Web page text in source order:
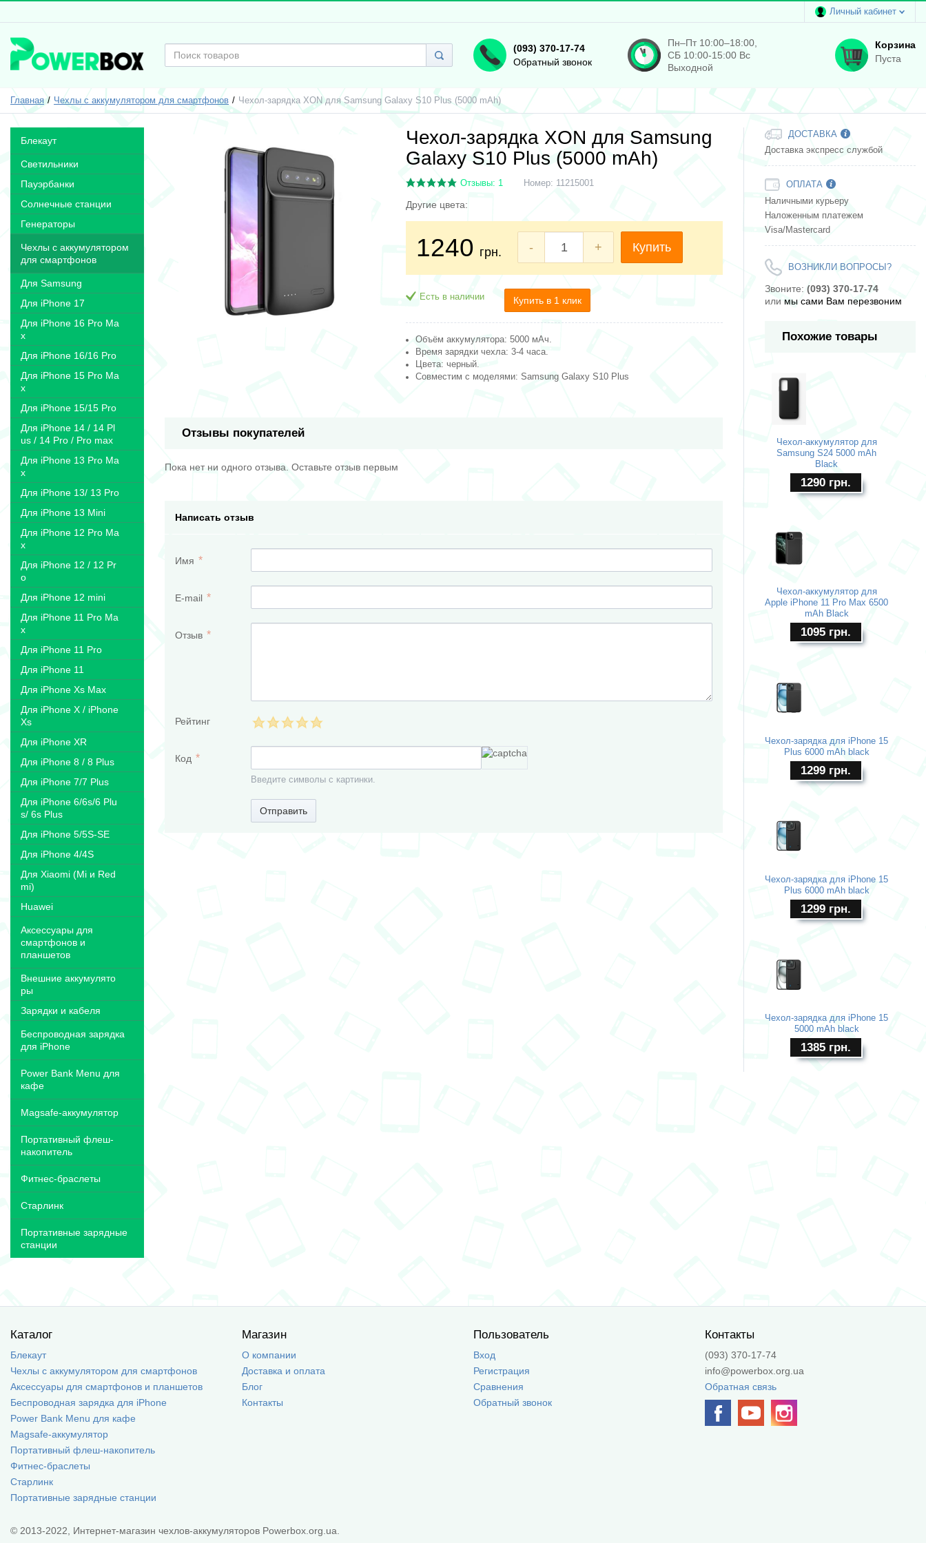
Личный кабинет
(093) 370-17-74
Обратный звонок
Пн–Пт 10:00–18:00,
СБ 10:00-15:00 Вс
Выходной
Корзина
Пуста
Главная Чехлы с аккумулятором для смартфонов Чехол-зарядка XON для Samsung Galaxy S10 Plus (5000 mAh)
Блекаут
Светильники
Пауэрбанки
Солнечные станции
Генераторы
Чехлы с аккумулятором
для смартфонов
Для Samsung
Для iPhone 17
Для iPhone 16 Pro Ma
x
Для iPhone 16/16 Pro
Для iPhone 15 Pro Ma
x
Для iPhone 15/15 Pro
Для iPhone 14 / 14 Pl
us / 14 Pro / Pro max
Для iPhone 13 Pro Ma
x
Для iPhone 13/ 13 Pro
Для iPhone 13 Mini
Для iPhone 12 Pro Ma
x
Для iPhone 12 / 12 Pr
o
Для iPhone 12 mini
Для iPhone 11 Pro Ma
x
Для iPhone 11 Pro
Для iPhone 11
Для iPhone Xs Max
Для iPhone X / iPhone
Xs
Для iPhone XR
Для iPhone 8 / 8 Plus
Для iPhone 7/7 Plus
Для iPhone 6/6s/6 Plu
s/ 6s Plus
Для iPhone 5/5S-SE
Для iPhone 4/4S
Для Xiaomi (Mi и Red
mi)
Huawei
Аксессуары для
смартфонов и
планшетов
Внешние аккумулято
ры
Зарядки и кабеля
Беспроводная зарядка
для iPhone
Power Bank Menu для
кафе
Magsafe-аккумулятор
Портативный флеш-
накопитель
Фитнес-браслеты
Старлинк
Портативные зарядные
станции
Чехол-зарядка XON для Samsung
Galaxy S10 Plus (5000 mAh)
Отзывы: 1 Номер: 11215001
Другие цвета:
1240 грн. - + Купить
Есть в наличии Купить в 1 клик
Объём аккумулятора: 5000 мАч.
Время зарядки чехла: 3-4 часа.
Цвета: черный.
Совместим с моделями: Samsung Galaxy S10 Plus
Отзывы покупателей
Пока нет ни одного отзыва. Оставьте отзыв первым
Написать отзыв
Имя
E-mail
Отзыв
Рейтинг
Код
Введите символы с картинки.
Отправить
ДОСТАВКА
Доставка экспресс службой
ОПЛАТА
Наличными курьеру
Наложенным платежем
Visa/Mastercard
ВОЗНИКЛИ ВОПРОСЫ?
Звоните: (093) 370-17-74
или мы сами Вам перезвоним
Похожие товары
Чехол-аккумулятор для
Samsung S24 5000 mAh
Black
1290 грн.
Чехол-аккумулятор для
Apple iPhone 11 Pro Max 6500
mAh Black
1095 грн.
Чехол-зарядка для iPhone 15
Plus 6000 mAh black
1299 грн.
Чехол-зарядка для iPhone 15
Plus 6000 mAh black
1299 грн.
Чехол-зарядка для iPhone 15
5000 mAh black
1385 грн.
Каталог
Блекаут
Чехлы с аккумулятором для смартфонов
Аксессуары для смартфонов и планшетов
Беспроводная зарядка для iPhone
Power Bank Menu для кафе
Magsafe-аккумулятор
Портативный флеш-накопитель
Фитнес-браслеты
Старлинк
Портативные зарядные станции
Магазин
О компании
Доставка и оплата
Блог
Контакты
Пользователь
Вход
Регистрация
Сравнения
Обратный звонок
Контакты
(093) 370-17-74
info@powerbox.org.ua
Обратная связь
© 2013-2022, Интернет-магазин чехлов-аккумуляторов Powerbox.org.ua.